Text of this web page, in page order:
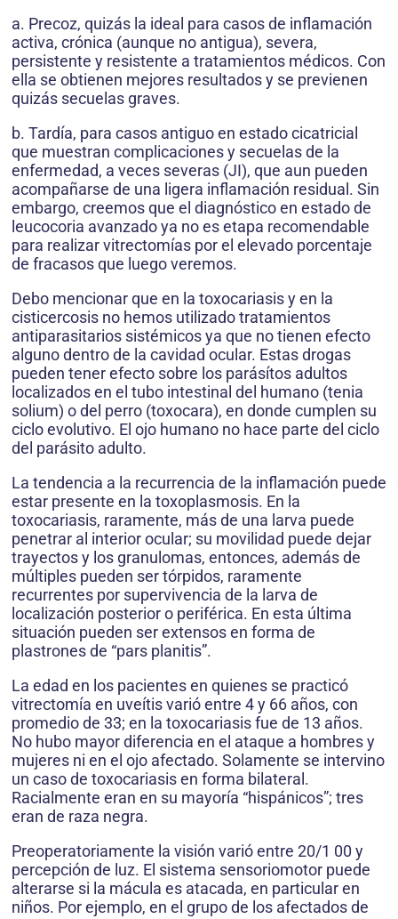
a. Precoz, quizás la ideal para casos de inflamación
activa, crónica (aunque no antigua), severa,
persistente y resistente a tratamientos médicos. Con
ella se obtienen mejores resultados y se previenen
quizás secuelas graves.
b. Tardía, para casos antiguo en estado cicatricial
que muestran complicaciones y secuelas de la
enfermedad, a veces severas (JI), que aun pueden
acompañarse de una ligera inflamación residual. Sin
embargo, creemos que el diagnóstico en estado de
leucocoria avanzado ya no es etapa recomendable
para realizar vitrectomías por el elevado porcentaje
de fracasos que luego veremos.
Debo mencionar que en la toxocariasis y en la
cisticercosis no hemos utilizado tratamientos
antiparasitarios sistémicos ya que no tienen efecto
alguno dentro de la cavidad ocular. Estas drogas
pueden tener efecto sobre los parásítos adultos
localizados en el tubo intestinal del humano (tenia
solium) o del perro (toxocara), en donde cumplen su
ciclo evolutivo. El ojo humano no hace parte del ciclo
del parásito adulto.
La tendencia a la recurrencia de la inflamación puede
estar presente en la toxoplasmosis. En la
toxocariasis, raramente, más de una larva puede
penetrar al interior ocular; su movilidad puede dejar
trayectos y los granulomas, entonces, además de
múltiples pueden ser tórpidos, raramente
recurrentes por supervivencia de la larva de
localización posterior o periférica. En esta última
situación pueden ser extensos en forma de
plastrones de “pars planitis”.
La edad en los pacientes en quienes se practicó
vitrectomía en uveítis varió entre 4 y 66 años, con
promedio de 33; en la toxocariasis fue de 13 años.
No hubo mayor diferencia en el ataque a hombres y
mujeres ni en el ojo afectado. Solamente se intervino
un caso de toxocariasis en forma bilateral.
Racialmente eran en su mayoría “hispánicos”; tres
eran de raza negra.
Preoperatoriamente la visión varió entre 20/1 00 y
percepción de luz. El sistema sensoriomotor puede
alterarse si la mácula es atacada, en particular en
niños. Por ejemplo, en el grupo de los afectados de